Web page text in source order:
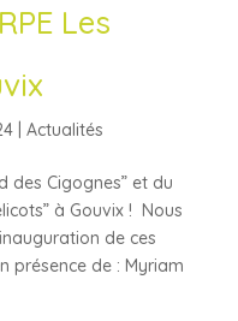
Les
| Actualités
des Cigognes” et du
à Gouvix ! Nous
de ces
présence de : Myriam